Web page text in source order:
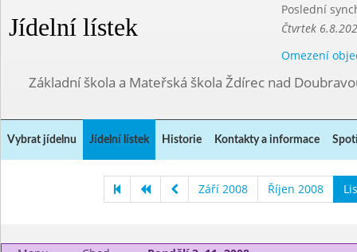
Jídelní lístek
Poslední
Čtvrtek
Omezení
Základní škola a Mateřská škola Ždírec nad
Vybrat jídelnu Jídelní lístek Historie Kontakty a informace
Září 2008 Říjen 2008